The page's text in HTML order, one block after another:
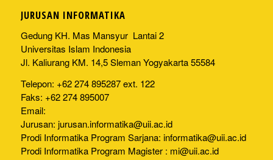
JURUSAN INFORMATIKA
Gedung KH. Mas Mansyur Lantai 2
Universitas Islam Indonesia
Jl. Kaliurang KM. 14,5 Sleman Yogyakarta 55584
Telepon: +62 274 895287 ext. 122
Faks: +62 274 895007
Email:
Jurusan: jurusan.informatika@uii.ac.id
Prodi Informatika Program Sarjana: informatika@uii.ac.id
Prodi Informatika Program Magister : mi@uii.ac.id